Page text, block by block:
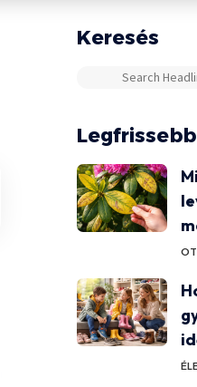
Keresés